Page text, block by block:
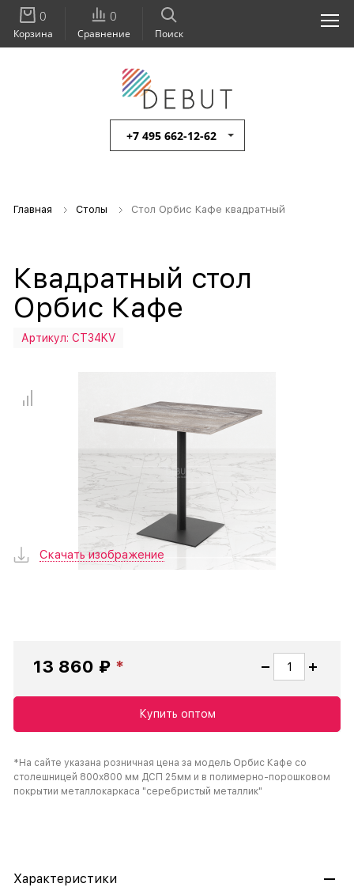
+7 495 662-12-62
Поиск
0
Сравнение
0
Корзина
Главная Столы Стол Орбис Кафе квадратный
Квадратный стол
Орбис Кафе
Артикул: СТ34KV
Скачать изображение
13 860 ₽
Купить оптом
*На сайте указана розничная цена за модель Орбис Кафе со
столешницей 800х800 мм ДСП 25мм и в полимерно-порошковом
покрытии металлокаркаса "серебристый металлик"
Характеристики